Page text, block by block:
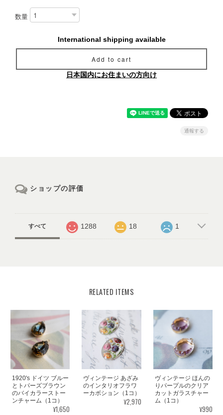
数量
International shipping available
Add to cart
日本国内にお住まいの方向け
通報する
ショップの評価
すべて 1288 18 1
RELATED ITEMS
1920's ドイツ ブルー
とトパーズブラウン
のバイカラーストー
ンチャーム（1コ）
¥1,650
ヴィンテージ あざみ
のインタリオフラワ
ーカボション（1コ）
¥2,970
ヴィンテージ ほんの
りパープルのクリア
カットガラスチャー
ム（1コ）
¥990